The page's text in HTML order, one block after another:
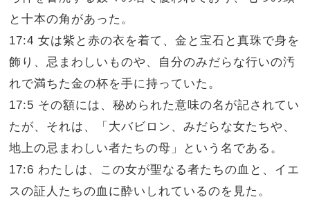
と十本の角があった。
17:4 女は紫と赤の衣を着て、金と宝石と真珠で身を
飾り、忌まわしいものや、自分のみだらな行いの汚
れで満ちた金の杯を手に持っていた。
17:5 その額には、秘められた意味の名が記されてい
たが、それは、「大バビロン、みだらな女たちや、
地上の忌まわしい者たちの母」という名である。
17:6 わたしは、この女が聖なる者たちの血と、イエ
スの証人たちの血に酔いしれているのを見た。